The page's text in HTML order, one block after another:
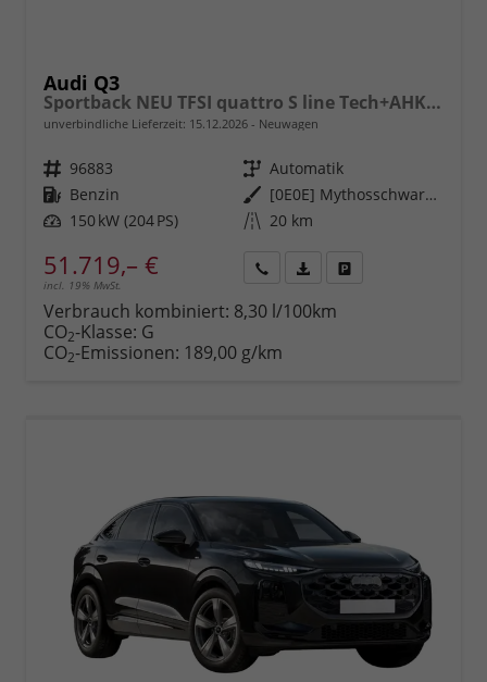
Audi Q3
Sportback NEU TFSI quattro S line Tech+AHK+Alu19+LEDplus+KlimaPlus+ExtSchwarz
unverbindliche Lieferzeit: 15.12.2026 Neuwagen
Fahrzeugnr. 96883 Getriebe Automatik
Kraftstoff Benzin Außenfarbe
[0E0E] Mythosschwarz Metallic
Leistung 150 kW (204 PS) Kilometerstand 20 km
51.719,– €
incl. 19% MwSt.
anfordern
Datei,
Verbrauch kombiniert: 8,30 l/100km
CO2-Klasse: G
CO2-Emissionen: 189,00 g/km